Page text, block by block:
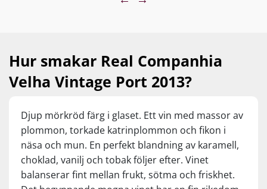
Hur smakar Real Companhia
Velha Vintage Port 2013?
Djup mörkröd färg i glaset. Ett vin med massor av
plommon, torkade katrinplommon och fikon i
näsa och mun. En perfekt blandning av karamell,
choklad, vanilj och tobak följer efter. Vinet
balanserar fint mellan frukt, sötma och friskhet.